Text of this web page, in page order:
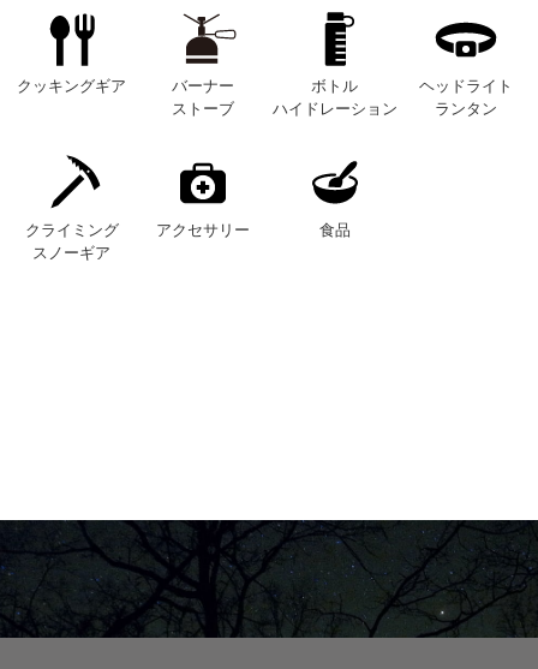
クッキングギア
バーナー
ストーブ
ボトル
ハイドレーション
ヘッドライト
ランタン
クライミング
スノーギア
アクセサリー 食品